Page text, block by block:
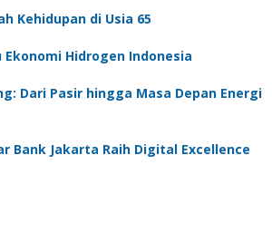
Kehidupan di Usia 65
Hidrogen Indonesia
Dari Pasir hingga Masa Depan Energi
Bank Jakarta Raih Digital Excellence